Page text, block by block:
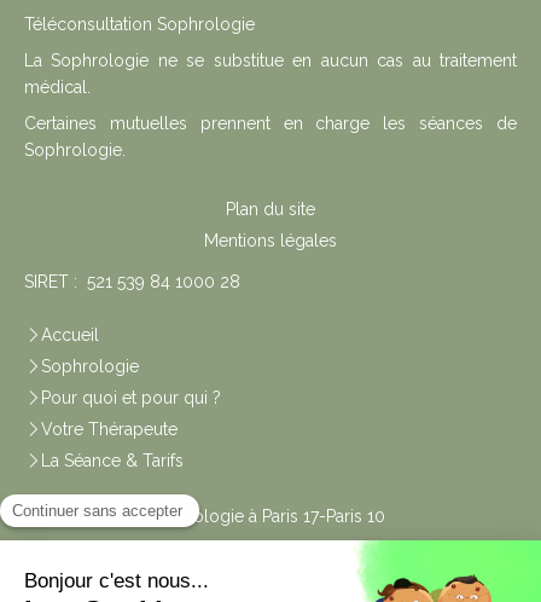
Téléconsultation Sophrologie
La Sophrologie ne se substitue en aucun cas au traitement
médical.
Certaines mutuelles prennent en charge les séances de
Sophrologie.
Plan du site
Mentions légales
SIRET : 521 539 84 1000 28
Accueil
Sophrologie
Pour quoi et pour qui ?
Votre Thérapeute
La Séance & Tarifs
Les Cabinets Sophrologie à Paris 17-Paris 10
Code de Déontologie